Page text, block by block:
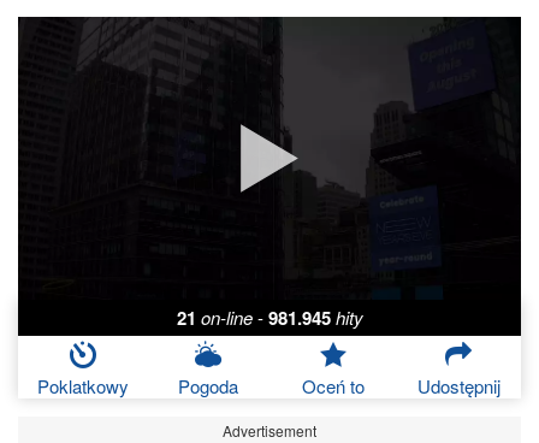
21 on-line - 981.945 hity
Poklatkowy Pogoda Oceń to Udostępnij
Advertisement